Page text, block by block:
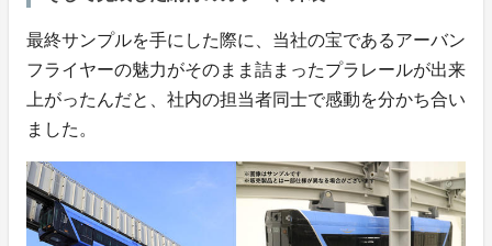
最終サンプルを手にした際に、当社の宝であるアーバン
フライヤーの魅力がそのまま詰まったプラレールが出来
上がったんだと、社内の担当者同士で感動を分かち合い
ました。